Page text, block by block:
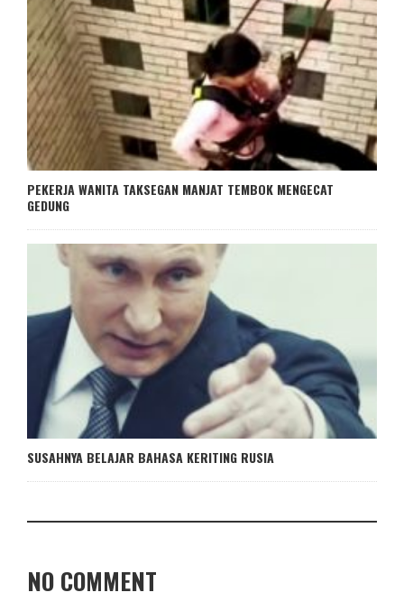
PEKERJA WANITA TAKSEGAN MANJAT TEMBOK MENGECAT
GEDUNG
SUSAHNYA BELAJAR BAHASA KERITING RUSIA
NO COMMENT